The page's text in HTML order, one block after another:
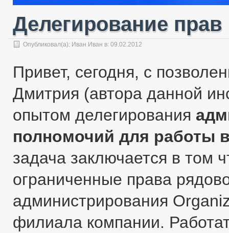
Делегирование
Опубликовал(а): Иван Иван в: 09.02.2012
Привет, сегодня, с
Дмитрия (автора данной
опытом делегирования
полномочий для работы
задача заключается в том
ограниченные права
администрирования
филиала компании.